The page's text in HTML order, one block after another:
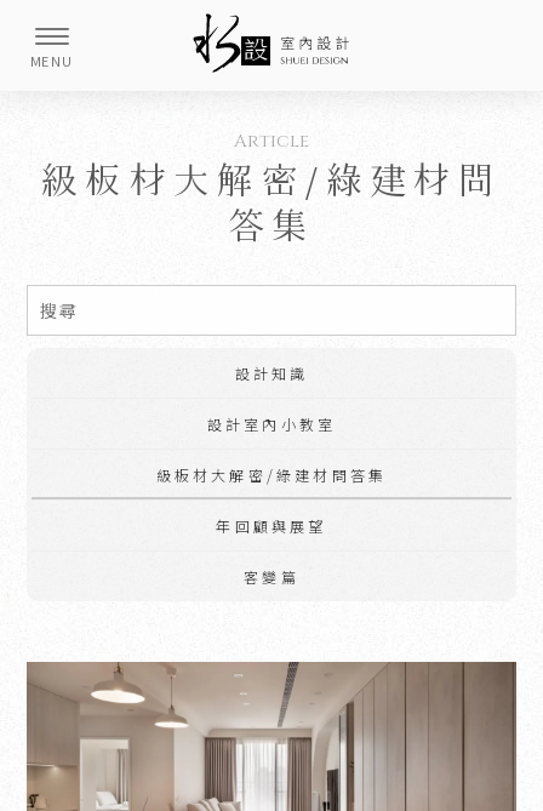
級板材大解密/綠建材問
答集
設計知識
設計室內小教室
級板材大解密/綠建材問答集
年回顧與展望
客變篇